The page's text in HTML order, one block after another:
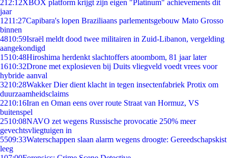
212:12XBOX platform krijgt zijn eigen "Platinum" achievements dit
jaar
1211:27Capibara's lopen Braziliaans parlementsgebouw Mato Grosso
binnen
4810:59Israël meldt dood twee militairen in Zuid-Libanon, vergelding
aangekondigd
1510:48Hiroshima herdenkt slachtoffers atoombom, 81 jaar later
1610:32Drone met explosieven bij Duits vliegveld voedt vrees voor
hybride aanval
3210:28Wakker Dier dient klacht in tegen insectenfabriek Protix om
duurzaamheidsclaims
2210:16Iran en Oman eens over route Straat van Hormuz, VS
buitenspel
2510:08NAVO zet wegens Russische provocatie 250% meer
gevechtsvliegtuigen in
5509:33Waterschappen slaan alarm wegens droogte: Gereedschapskist
leeg